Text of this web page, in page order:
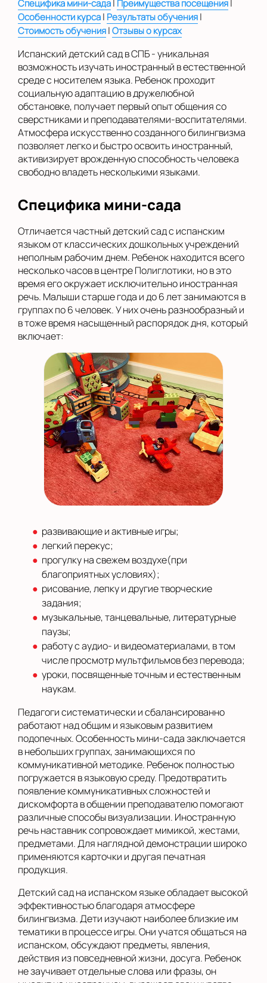
Показать на карте
Выбрать другой город
Специфика мини-сада| Преимущества посещения|
Особенности курса| Результаты обучения|
Стоимость обучения|Отзывы о курсах
Испанский детский сад в СПБ - уникальная
возможность изучать иностранный в естественной
среде с носителем языка. Ребенок проходит
социальную адаптацию в дружелюбной
обстановке, получает первый опыт общения со
сверстниками и преподавателями-воспитателями.
Атмосфера искусственно созданного билингвизма
позволяет легко и быстро освоить иностранный,
активизирует врожденную способность человека
свободно владеть несколькими языками.
Специфика мини-сада
Отличается частный детский сад с испанским
языком от классических дошкольных учреждений
неполным рабочим днем. Ребенок находится всего
несколько часов в центре Полиглотики, но в это
время его окружает исключительно иностранная
речь. Малыши старше года и до 6 лет занимаются в
группах по 6 человек. У них очень разнообразный и
в тоже время насыщенный распорядок дня, который
включает:
развивающие и активные игры;
легкий перекус;
прогулку на свежем воздухе(при
благоприятных условиях);
рисование, лепку и другие творческие
задания;
музыкальные, танцевальные, литературные
паузы;
работу с аудио- и видеоматериалами, в том
числе просмотр мультфильмов без перевода;
уроки, посвященные точным и естественным
наукам.
Педагоги систематически и сбалансированно
работают над общим и языковым развитием
подопечных. Особенность мини-сада заключается
в небольших группах, занимающихся по
коммуникативной методике. Ребенок полностью
погружается в языковую среду. Предотвратить
появление коммуникативных сложностей и
дискомфорта в общении преподавателю помогают
различные способы визуализации. Иностранную
речь наставник сопровождает мимикой, жестами,
предметами. Для наглядной демонстрации широко
применяются карточки и другая печатная
продукция.
Детский сад на испанском языке обладает высокой
эффективностью благодаря атмосфере
билингвизма. Дети изучают наиболее близкие им
тематики в процессе игры. Они учатся общаться на
испанском, обсуждают предметы, явления,
действия из повседневной жизни, досуга. Ребенок
не заучивает отдельные слова или фразы, он